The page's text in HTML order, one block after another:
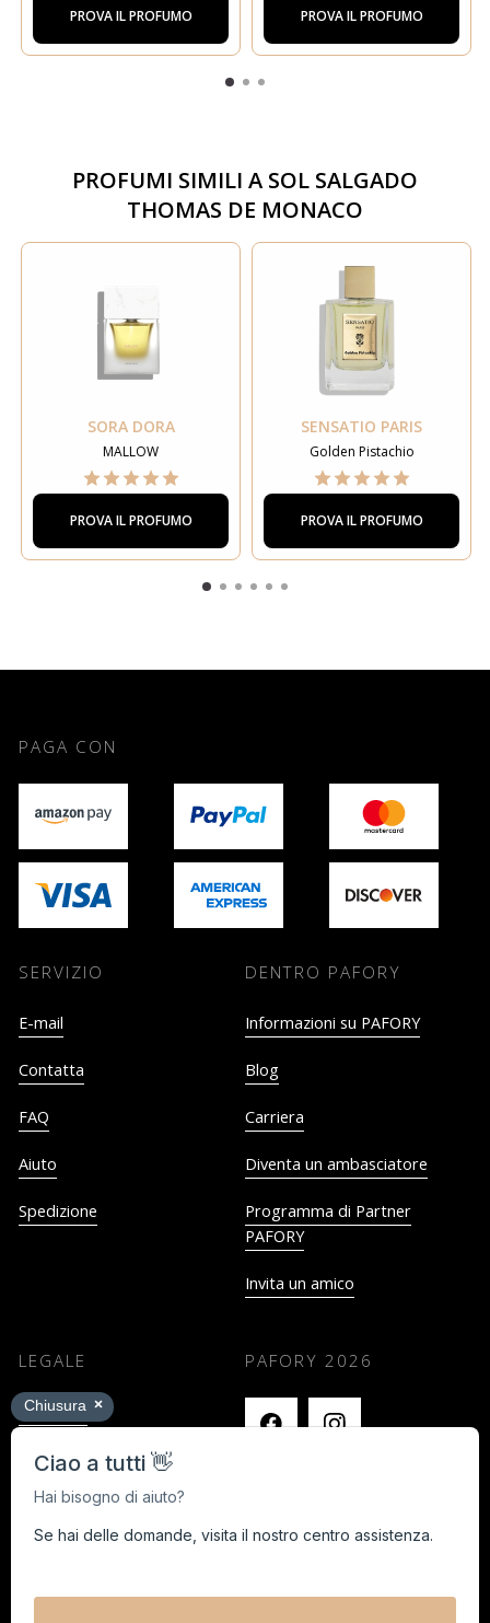
PROVA IL PROFUMO PROVA IL PROFUMO
PROFUMI SIMILI A SOL SALGADO
THOMAS DE MONACO
SORA DORA
MALLOW
PROVA IL PROFUMO
SENSATIO PARIS
Golden Pistachio
PROVA IL PROFUMO
PAGA CON
SERVIZIO
E-mail
Contatta
FAQ
Aiuto
Spedizione
DENTRO PAFORY
Informazioni su PAFORY
Blog
Carriera
Diventa un ambasciatore
Programma di Partner
PAFORY
Invita un amico
LEGALE
Impronta
Termini e Condizioni
Privacy
Black Week Concorso a premi
PAFORY 2026